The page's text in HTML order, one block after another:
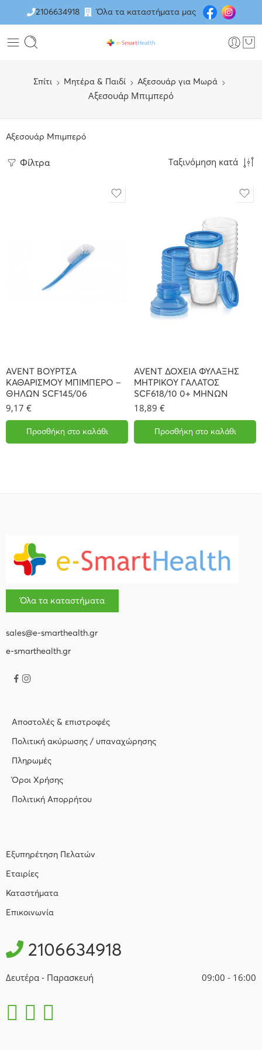
2106634918 Όλα τα καταστήματα μας
Σπίτι Μητέρα & Παιδί Αξεσουάρ για Μωρά
Αξεσουάρ Μπιμπερό
Αξεσουάρ Μπιμπερό
Φίλτρα Ταξινόμηση κατά
AVENT ΒΟΥΡΤΣΑ
ΚΑΘΑΡΙΣΜΟΥ ΜΠΙΜΠΕΡΟ –
ΘΗΛΩΝ SCF145/06
9,17 €
Προσθήκη στο καλάθι
AVENT ΔΟΧΕΙΑ ΦΥΛΑΞΗΣ
ΜΗΤΡΙΚΟΥ ΓΑΛΑΤΟΣ
SCF618/10 0+ ΜΗΝΩΝ
18,89 €
Προσθήκη στο καλάθι
Όλα τα καταστήματα
sales@e-smarthealth.gr
e-smarthealth.gr
Αποστολές & επιστροφές
Πολιτική ακύρωσης / υπαναχώρησης
Πληρωμές
Όροι Χρήσης
Πολιτική Απορρήτου
Εξυπηρέτηση Πελατών
Εταιρίες
Καταστήματα
Επικοινωνία
2106634918
Δευτέρα - Παρασκευή 09:00 - 16:00